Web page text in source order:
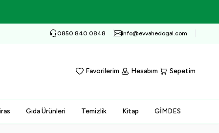
0850 840 0848 info@evvahedogal.com
Favorilerim Hesabım Sepetim
Gıda Ürünleri Temizlik Kitap GİMDES